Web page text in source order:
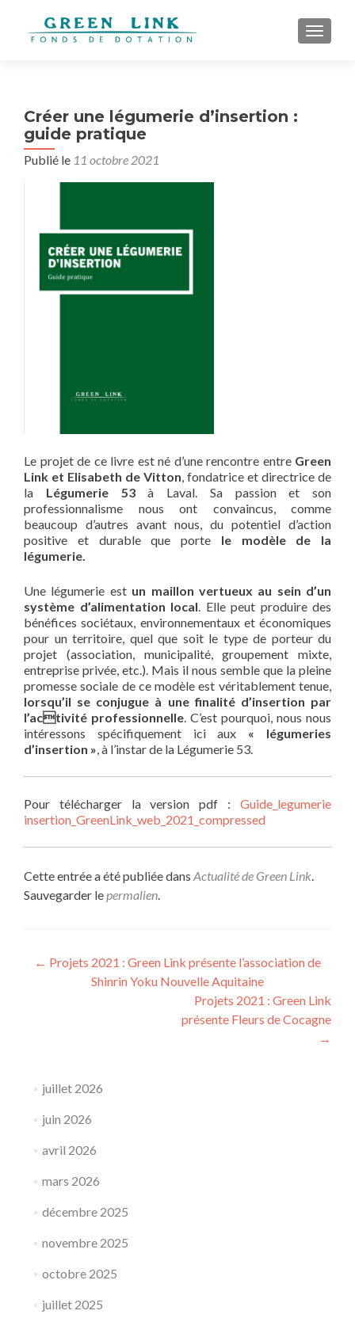
Créer une légumerie d’insertion :
guide pratique
Publié le 11 octobre 2021
Le projet de ce livre est né d’une rencontre entre Green
Link et Elisabeth de Vitton, fondatrice et directrice de
la Légumerie 53à Laval. Sa passion et son
professionnalisme nous ont convaincus, comme
beaucoup d’autres avant nous, du potentiel d’action
positive et durable que porte le modèle de la
légumerie.
Une légumerie est un maillon vertueux au sein d’un
système d’alimentation local. Elle peut produire des
bénéfices sociétaux, environnementaux et économiques
pour un territoire, quel que soit le type de porteur du
projet (association, municipalité, groupement mixte,
entreprise privée, etc.). Mais il nous semble que la pleine
promesse sociale de ce modèle est véritablement tenue,
lorsqu’il se conjugue à une finalité d’insertion par
l’activité professionnelle. C’est pourquoi, nous nous
intéressons spécifiquement ici aux « légumeries
d’insertion », à l’instar de la Légumerie 53.
Pour télécharger la version pdf : Guide_legumerie
insertion_GreenLink_web_2021_compressed
Cette entrée a été publiée dans Actualité de Green Link.
Sauvegarder lepermalien.
Navigation
← Projets 2021 : Green Link présente l’association de
Shinrin Yoku Nouvelle Aquitaine
Projets 2021 : Green Link
présente Fleurs de Cocagne
→
juillet 2026
juin 2026
avril 2026
mars 2026
décembre 2025
novembre 2025
octobre 2025
juillet 2025